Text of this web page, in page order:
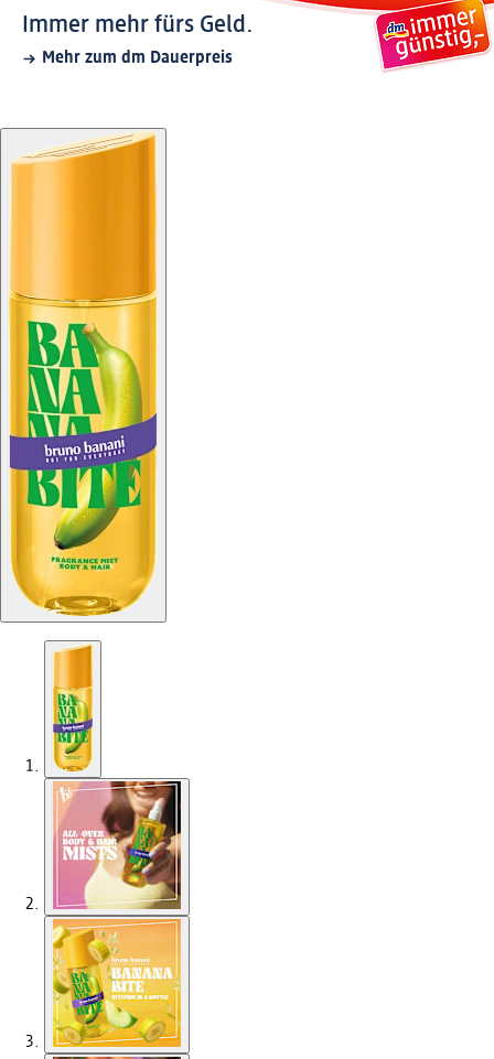
Immer mehr fürs Geld.
Mehr zum dm Dauerpreis